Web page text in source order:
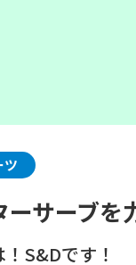
ツ
サーブを
S&Dです！